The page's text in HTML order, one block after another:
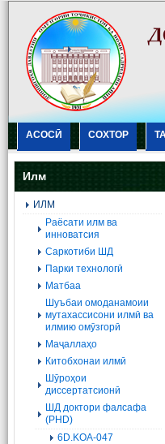
АСОСӢ СОХТОР
Илм
ИЛМ
Раёсати илм ва
инноватсия
Саркотиби ШД
Парки технологӣ
Матбаа
Шуъбаи омоданамоии
мутахассисони илмӣ ва
илмию омӯзгорӣ
Маҷаллаҳо
Китобхонаи илмӣ
Шӯроҳои
диссертатсионӣ
ШД доктори фалсафа
(PHD)
6D.KOA-047